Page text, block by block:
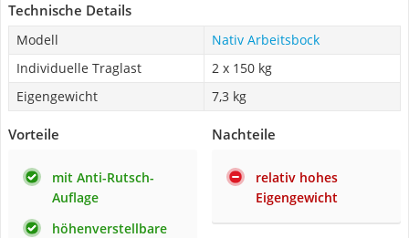
Technische Details
Modell
Nativ Arbeitsbock
Individuelle Traglast
2 x 150 kg
Eigengewicht
7,3 kg
Vorteile
mit Anti-Rutsch-
Auflage
höhenverstellbare
Nachteile
relativ hohes
Eigengewicht